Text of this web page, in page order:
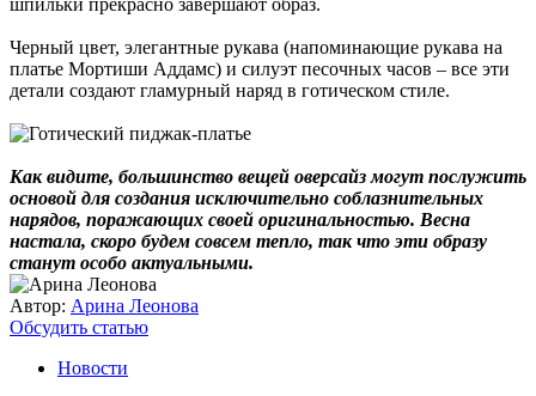
шпильки прекрасно завершают образ.
Черный цвет, элегантные рукава (напоминающие рукава на
платье Мортиши Аддамс) и силуэт песочных часов – все эти
детали создают гламурный наряд в готическом стиле.
Как видите, большинство вещей оверсайз могут послужить
основой для создания исключительно соблазнительных
нарядов, поражающих своей оригинальностью. Весна
настала, скоро будем совсем тепло, так что эти образу
станут особо актуальными.
Автор: Арина Леонова
Обсудить статью
Новости